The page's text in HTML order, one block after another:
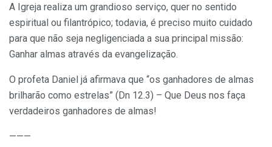
A Igreja realiza um grandioso serviço, quer no sentido
espiritual ou filantrópico; todavia, é preciso muito cuidado
para que não seja negligenciada a sua principal missão:
Ganhar almas através da evangelização.
O profeta Daniel já afirmava que “os ganhadores de almas
brilharão como estrelas” (Dn 12.3) – Que Deus nos faça
verdadeiros ganhadores de almas!
———